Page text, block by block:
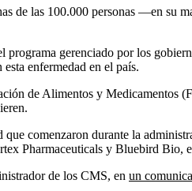
de las 100.000 personas —en su
gerenciado por los
enfermedad en el país.
de Alimentos y
comenzaron durante la
Pharmaceuticals y Bluebird Bio,
de los CMS, en un